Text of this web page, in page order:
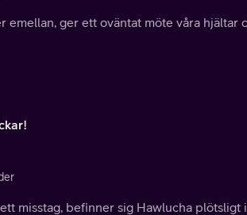
emellan, ger ett oväntat möte våra hjältar
misstag, befinner sig Hawlucha plötsligt